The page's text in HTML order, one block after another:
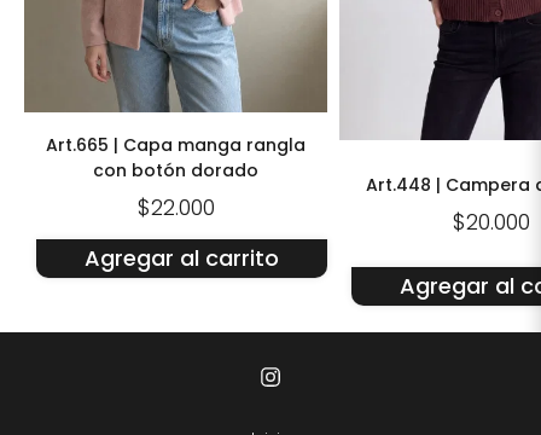
Art.665 | Capa manga rangla
con botón dorado
$22.000
Agregar al carrito
Art.448 | Campera
$20.000
Agregar al